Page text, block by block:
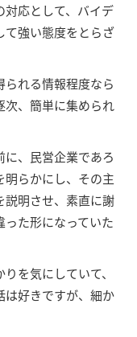
対応として、バイデ
て強い態度をとらざ
れる情報程度なら
次、簡単に集められ
、民営企業であろ
明らかにし、その主
説明させ、素直に謝
た形になっていた
を気にしていて、
は好きですが、細か